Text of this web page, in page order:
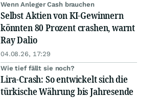
Wenn Anleger Cash brauchen
Selbst Aktien von KI-Gewinnern
könnten 80 Prozent crashen, warnt
Ray Dalio
04.08.26, 17:29
Wie tief fällt sie noch?
Lira-Crash: So entwickelt sich die
türkische Währung bis Jahresende